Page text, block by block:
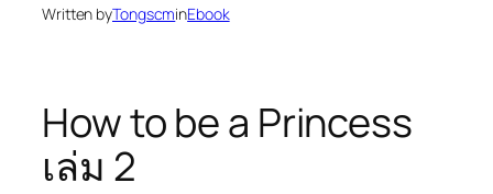
Written byTongscminEbook
How to be a Princess
เล่ม 2